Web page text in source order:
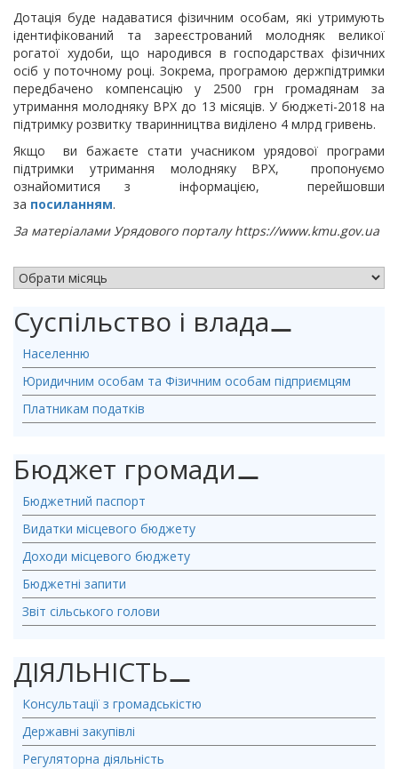
Дотація буде надаватися фізичним особам, які утримують
ідентифікований та зареєстрований молодняк великої
рогатої худоби, що народився в господарствах фізичних
осіб у поточному році. Зокрема, програмою держпідтримки
передбачено компенсацію у 2500 грн громадянам за
утримання молодняку ВРХ до 13 місяців. У бюджеті-2018 на
підтримку розвитку тваринництва виділено 4 млрд гривень.
Якщо ви бажаєте стати учасником урядової програми
підтримки утримання молодняку ВРХ, пропонуємо
ознайомитися з інформацією, перейшовши
за посиланням.
За матеріалами Урядового порталу https://www.kmu.gov.ua
Суспільство і влада⚊
Населенню
Юридичним особам та Фізичним особам підприємцям
Платникам податків
Бюджет громади⚊
Бюджетний паспорт
Видатки місцевого бюджету
Доходи місцевого бюджету
Бюджетні запити
Звіт сільського голови
ДІЯЛЬНІСТЬ⚊
Консультації з громадськістю
Державні закупівлі
Регуляторна діяльність